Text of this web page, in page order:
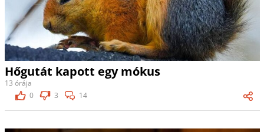
Hőgutát kapott egy mókus
13 órája
0
3 14